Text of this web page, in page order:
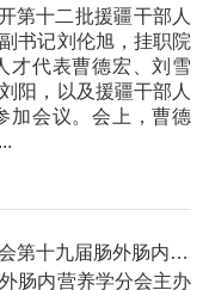
第十二批援疆干部人
书记刘伦旭，挂职院
才代表曹德宏、刘雪
阳，以及援疆干部人
加会议。会上，曹德
我院胃癌中心医护团队参加中华医学会第十九届肠外肠内营养学学术会议并作大会交流
肠内营养学分会主办